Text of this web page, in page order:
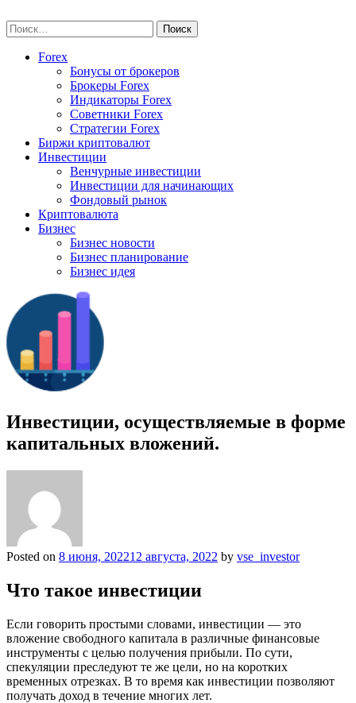
to
content
Найти:
Forex
Бонусы от брокеров
Брокеры Forex
Индикаторы Forex
Советники Forex
Стратегии Forex
Биржи криптовалют
Инвестиции
Венчурные инвестиции
Инвестиции для начинающих
Фондовый рынок
Криптовалюта
Бизнес
Бизнес новости
Бизнес планирование
Бизнес идея
Инвестиции, осуществляемые в форме
капитальных вложений.
Posted on 8 июня, 202212 августа, 2022 by vse_investor
Что такое инвестиции
Если говорить простыми словами, инвестиции — это
вложение свободного капитала в различные финансовые
инструменты с целью получения прибыли. По сути,
спекуляции преследуют те же цели, но на коротких
временных отрезках. В то время как инвестиции позволяют
получать доход в течение многих лет.